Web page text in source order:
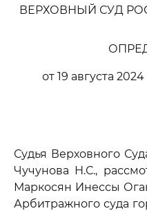
ВЕРХОВНЫЙ СУД
от 19 августа
Судья Верховного
Чучунова Н.С.,
Маркосян Инессы
Арбитражного суда